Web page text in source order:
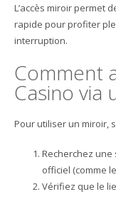
L’accès miroir permet
rapide pour profiter
interruption.
Comment
Casino via
Pour utiliser un miroir,
Recherchez
officiel (comme
Vérifiez que le